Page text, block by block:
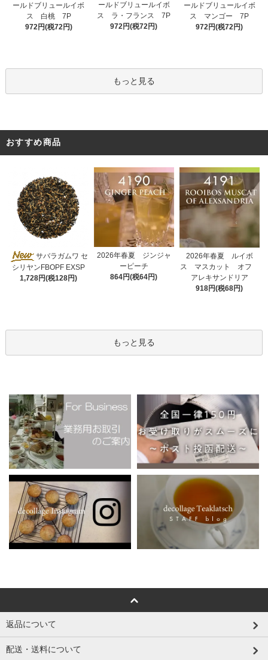
ールドブリュールイボ
ス 白桃 7P
972円(税72円)
ールドブリュールイボ
ス ラ・フランス 7P
972円(税72円)
ールドブリュールイボ
ス マンゴー 7P
972円(税72円)
もっと見る
おすすめ商品
サバラガムワ セ
シリヤンFBOPF EXSP
1,728円(税128円)
2026年春夏 ジンジャ
ーピーチ
864円(税64円)
2026年春夏 ルイボ
ス マスカット オフ
アレキサンドリア
918円(税68円)
もっと見る
返品について
配送・送料について